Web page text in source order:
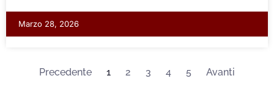
Marzo 28, 2026
Precedente 1 2 3 4 5 Avanti